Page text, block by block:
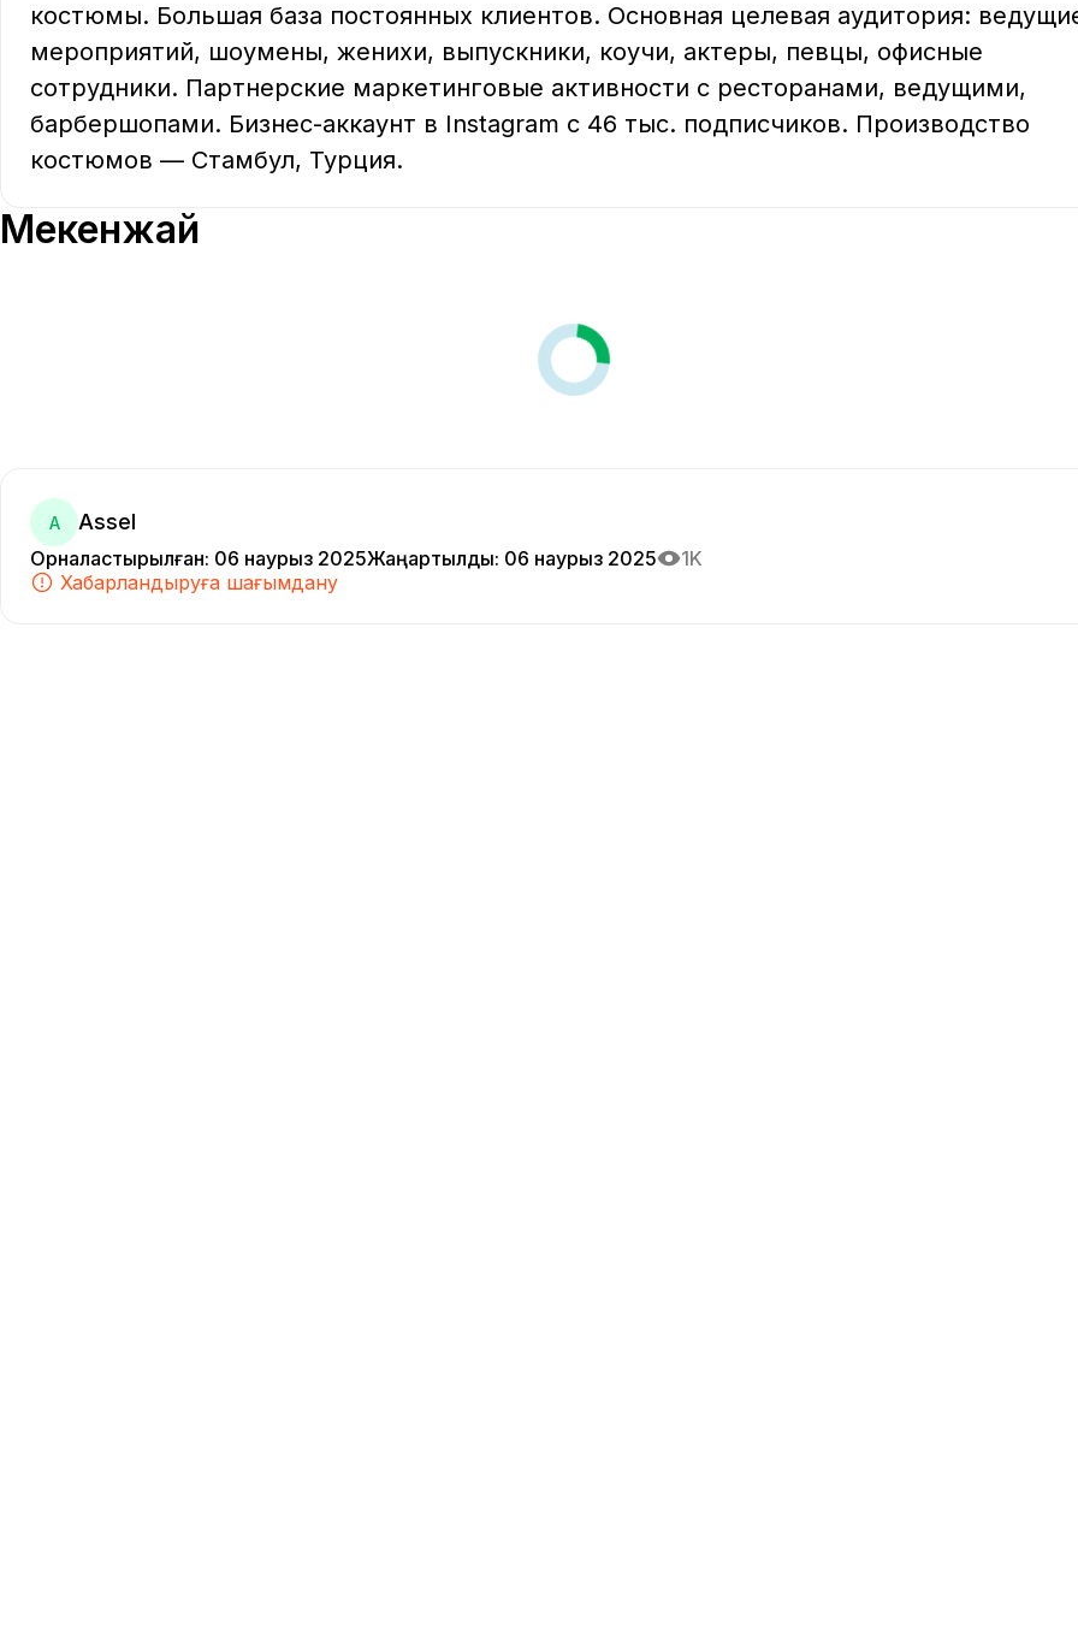
костюмы. Большая база постоянных клиентов. Основная целевая аудитория:
мероприятий, шоумены, женихи, выпускники, коучи, актеры, певцы, офисные
сотрудники. Партнерские маркетинговые активности с ресторанами, ведущими,
барбершопами. Бизнес-аккаунт в Instagram с 46 тыс. подписчиков. Производство
костюмов — Стамбул, Турция.
Мекенжай
A Assel
Орналастырылған: 06 наурыз 2025Жаңартылды: 06 наурыз 2025
1K
Хабарландыруға шағымдану